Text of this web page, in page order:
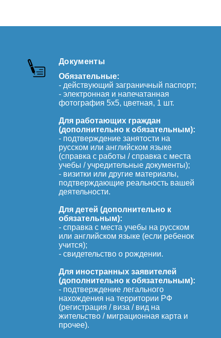
Документы
Обязательные:
- действующий заграничный паспорт;
- электронная и напечатанная
фотография 5х5, цветная, 1 шт.
Для работающих граждан
(дополнительно к обязательным):
- подтверждение занятости на
русском или английском языке
(справка с работы / справка с места
учебы / учредительные документы);
- визитки или другие материалы,
подтверждающие реальность вашей
деятельности.
Для детей (дополнительно к
обязательным):
- справка с места учебы на русском
или английском языке (если ребенок
учится);
- свидетельство о рождении.
Для иностранных заявителей
(дополнительно к обязательным):
- подтверждение легального
нахождения на территории РФ
(регистрация / виза / вид на
жительство / миграционная карта и
прочее).